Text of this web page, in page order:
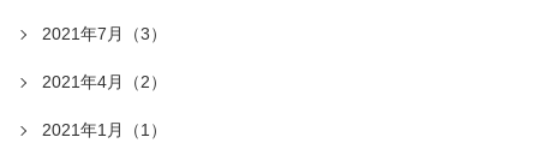
2021年7月（3）
2021年4月（2）
2021年1月（1）